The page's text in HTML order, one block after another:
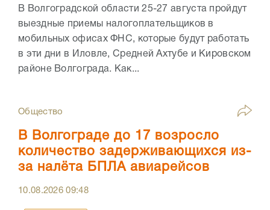
В Волгоградской области 25-27 августа пройдут
выездные приемы налогоплательщиков в
мобильных офисах ФНС, которые будут работать
в эти дни в Иловле, Средней Ахтубе и Кировском
районе Волгограда. Как...
Общество
В Волгограде до 17 возросло
количество задерживающихся из-
за налёта БПЛА авиарейсов
10.08.202609:48